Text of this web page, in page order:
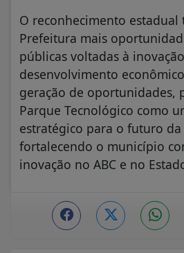
O reconhecimento estadual
Prefeitura mais
públicas voltadas à
desenvolvimento
geração de oportunidades,
Parque Tecnológico como
estratégico para o futuro da
fortalecendo o município
inovação no ABC e no